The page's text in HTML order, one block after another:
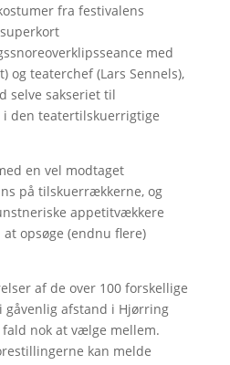
fra festivalens
med
og teaterchef (Lars Sennels),
selve sakseriet til
den teatertilskuerrigtige
en vel modtaget
på tilskuerrækkerne, og
appetitvækkere
opsøge (endnu flere)
af de over 100 forskellige
afstand i Hjørring
nok at vælge mellem.
kan melde